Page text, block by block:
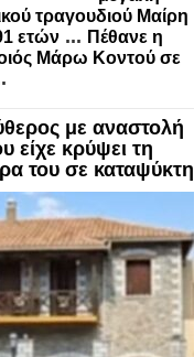
τραγουδιού Μαίρη
ετών ... Πέθανε η
Μάρω Κοντού σε
με αναστολή
είχε κρύψει τη
του σε καταψύκτη